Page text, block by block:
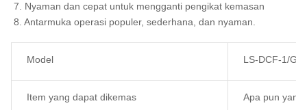
7. Nyaman dan cepat untuk mengganti pengikat kemasan
8. Antarmuka operasi populer, sederhana, dan nyaman.
Model LS-DCF-1/G-
Item yang dapat dikemas Apa pun yang